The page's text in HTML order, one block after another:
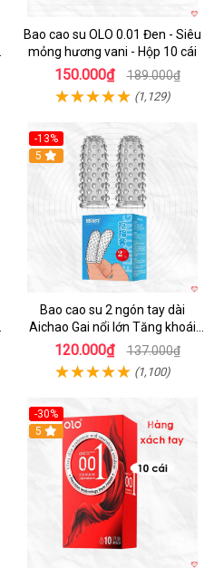
Bao cao su OLO 0.01 Đen - Siêu
mỏng hương vani - Hộp 10 cái
150.000₫ 189.000₫
(1,129)
-13%
5
Bao cao su 2 ngón tay dài
Aichao Gai nổi lớn Tăng khoái
cảm
120.000₫ 137.000₫
(1,100)
-30%
5